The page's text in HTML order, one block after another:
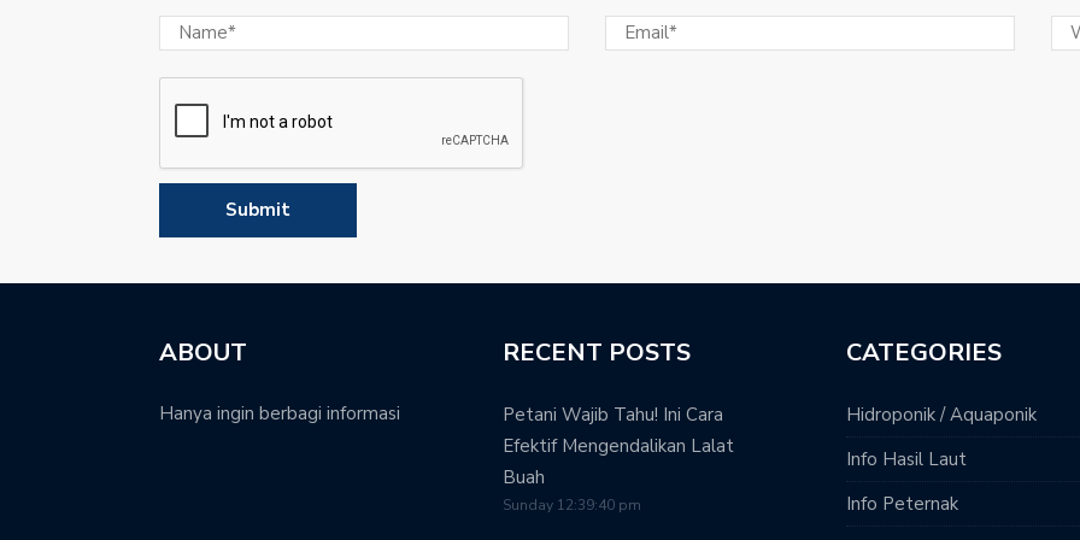
ABOUT
Hanya ingin berbagi informasi
RECENT POSTS
Petani Wajib Tahu! Ini Cara
Efektif Mengendalikan Lalat
Buah
Sunday 12:39:40 pm
CATEGORIES
Hidroponik / Aquaponik
Info Hasil Laut
Info Peternak